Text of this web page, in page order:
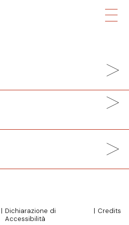
| Dichiarazione di
Accessibilità
| Credits